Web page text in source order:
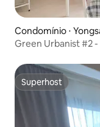
Condomínio ⋅
Green Urbanist #2 -
Superhost
Superhost